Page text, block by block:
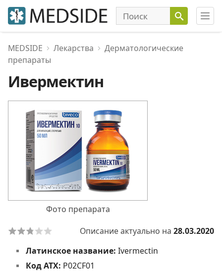
MEDSIDE Лекарства
Дерматологические
препараты
Ивермектин
Фото препарата
Описание актуально на 28.03.2020
Латинское название: Ivermectin
Код АТХ: P02CF01